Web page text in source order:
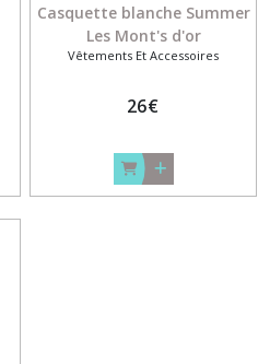
Casquette blanche Summer
Les Mont's d'or
Vêtements Et Accessoires
26€